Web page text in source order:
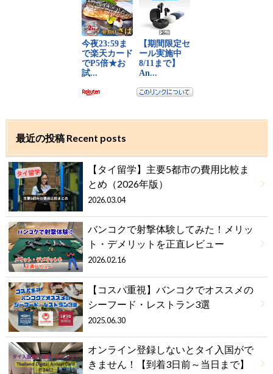
最近の投稿 Recent posts
【タイ留学】主要5都市の費用比較ま
とめ（2026年版）
2026.03.04
バンコクで射撃体験してみた！メリッ
ト・デメリットを正直レビュー
2026.02.16
【コスパ重視】バンコクでオススメの
シーフード・レストラン3選
2025.06.30
オンライン登録しないとタイ入国がで
きません！【到着3日前～当日まで】